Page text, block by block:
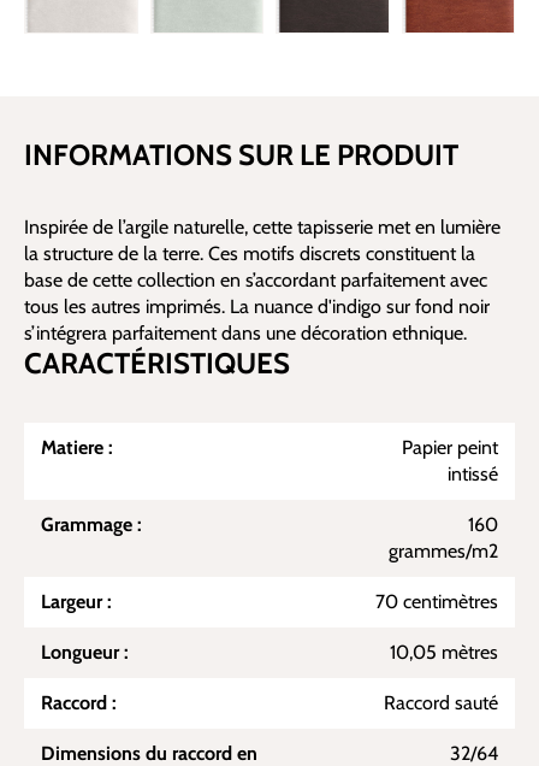
INFORMATIONS SUR LE PRODUIT
Inspirée de l’argile naturelle, cette tapisserie met en lumière
la structure de la terre. Ces motifs discrets constituent la
base de cette collection en s’accordant parfaitement avec
tous les autres imprimés. La nuance d'indigo sur fond noir
s’intégrera parfaitement dans une décoration ethnique.
CARACTÉRISTIQUES
Matiere :
Papier peint
intissé
Grammage :
160
grammes/m2
Largeur : 70 centimètres
Longueur : 10,05 mètres
Raccord : Raccord sauté
Dimensions du raccord en
32/64